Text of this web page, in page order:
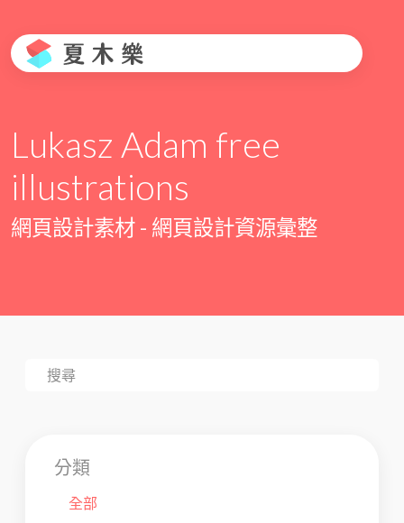
Lukasz Adam free
illustrations
網頁設計素材 - 網頁設計資源彙整
分類
全部